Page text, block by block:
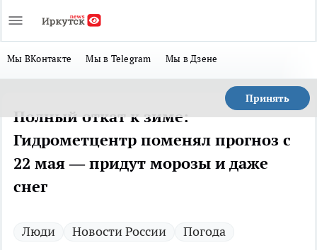
Мы ВКонтакте Мы в Telegram Мы в Дзене
Принять
Полный откат к зиме:
Гидрометцентр поменял прогноз с
22 мая — придут морозы и даже
снег
Люди Новости России Погода